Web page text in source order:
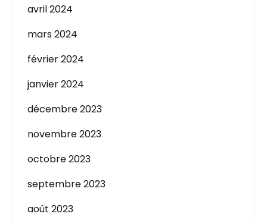
avril 2024
mars 2024
février 2024
janvier 2024
décembre 2023
novembre 2023
octobre 2023
septembre 2023
août 2023